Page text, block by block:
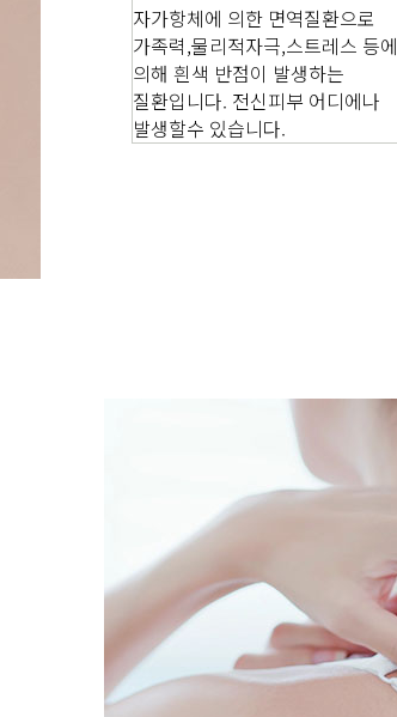
자가항체에 의한 면역질환으로
가족력,물리적자극,스트레스 등에
의해 흰색 반점이 발생하는
질환입니다. 전신피부 어디에나
발생할수 있습니다.